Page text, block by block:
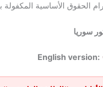
الحقوق الأساسية
سوريا
English version: